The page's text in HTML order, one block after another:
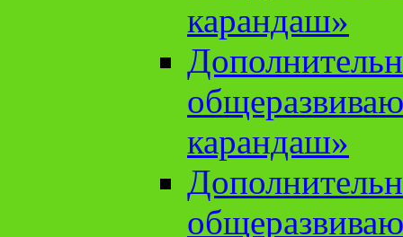
карандаш»
карандаш»